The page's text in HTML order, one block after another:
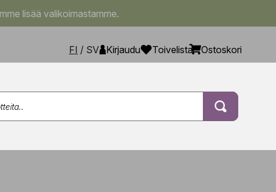
lisää valikoimastamme.
FI / SV Kirjaudu Toivelista Ostoskori